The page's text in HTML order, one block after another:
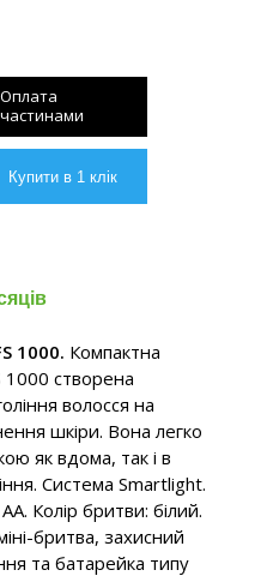
Оплата
частинами
1000. Компактна
1000 створена
волосся на
шкіри. Вона легко
як вдома, так і в
Система Smartlight.
Колір бритви: білий.
бритва, захисний
та батарейка типу